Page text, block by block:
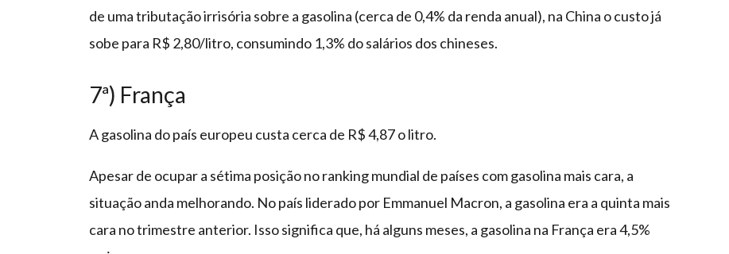
de uma tributação irrisória sobre a gasolina (cerca de 0,4% da renda anual), na China o custo já
sobe para R$ 2,80/litro, consumindo 1,3% do salários dos chineses.
7ª) França
A gasolina do país europeu custa cerca de R$ 4,87 o litro.
Apesar de ocupar a sétima posição no ranking mundial de países com gasolina mais cara, a
situação anda melhorando. No país liderado por Emmanuel Macron, a gasolina era a quinta mais
cara no trimestre anterior. Isso significa que, há alguns meses, a gasolina na França era 4,5%